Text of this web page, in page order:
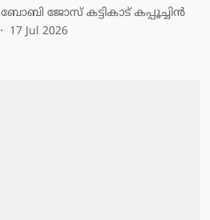
ബോബി ജോസ് കട്ടികാട് കപ്പൂച്ചിൻ
17 Jul 2026